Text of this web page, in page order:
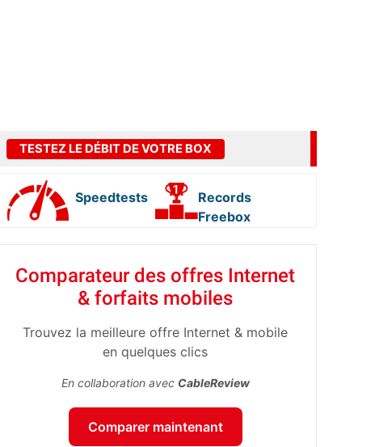
TESTEZ LE DÉBIT DE VOTRE BOX
Speedtests
Records
Freebox
Comparateur des offres Internet
& forfaits mobiles
Trouvez la meilleure offre Internet & mobile
en quelques clics
En collaboration avec CableReview
Comparer maintenant